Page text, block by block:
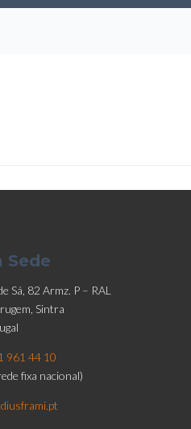
Sede
Sá, 82 Armz. P – RAL
Sintra
961 44 10
fixa nacional)